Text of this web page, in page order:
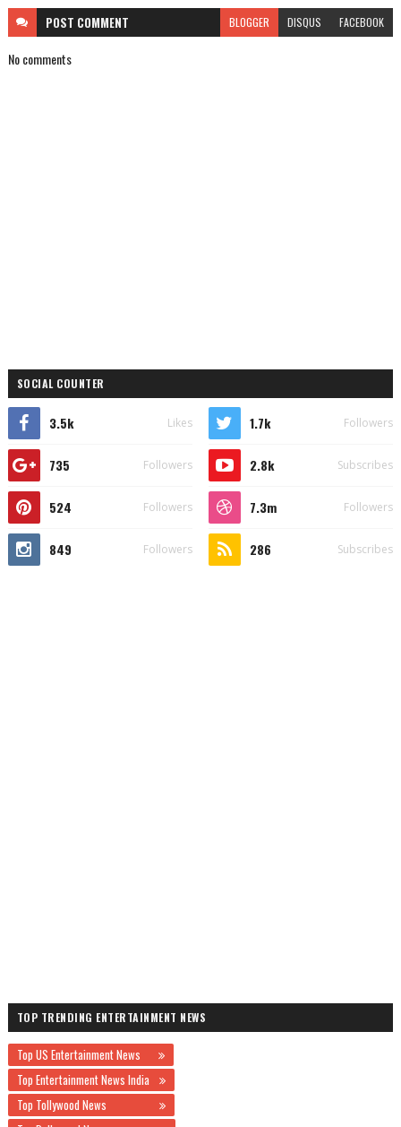
POST COMMENT BLOGGER DISQUS FACEBOOK
No comments
SOCIAL COUNTER
3.5k Likes 1.7k Followers
735 Followers 2.8k Subscribes
524 Followers 7.3m Followers
849 Followers 286 Subscribes
TOP TRENDING ENTERTAINMENT NEWS
Top US Entertainment News
Top Entertainment News India
Top Tollywood News